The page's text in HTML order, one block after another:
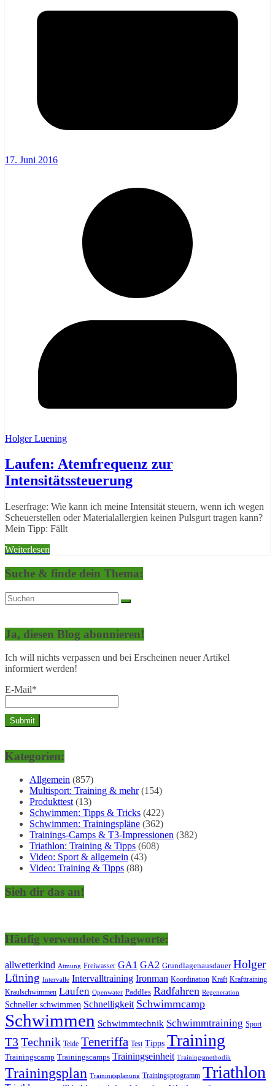
17. Juni 2016
Holger Luening
Laufen: Atemfrequenz zur
Intensitätssteuerung
Leserfrage: Wie kann ich meine Intensität steuern, wenn ich wegen
Scheuerstellen oder Materialallergien keinen Pulsgurt tragen kann?
Mein Tipp: Fällt
Weiterlesen
Suche & finde dein Thema:
Ja, diesen Blog abonnieren!
Ich will nichts verpassen und bei Erscheinen neuer Artikel
informiert werden!
E-Mail*
Kategorien:
Allgemein (857)
Multisport: Training & mehr(154)
Produkttest (13)
Schwimmen: Tipps & Tricks (422)
Schwimmen: Trainingspläne (362)
Trainings-Camps & T3-Impressionen (382)
Triathlon: Training & Tipps (608)
Video: Sport & allgemein (43)
Video: Training & Tipps (88)
Sieh dir das an!
Häufig verwendete Schlagworte:
allwetterkind Atmung Freiwasser GA1 GA2 Grundlagenausdauer Holger
Lüning Intervalle Intervalltraining Ironman Koordination Kraft Krafttraining
Kraulschwimmen Laufen Openwater Paddles Radfahren Regeneration
Schneller schwimmen Schnelligkeit Schwimmcamp
Schwimmen Schwimmtechnik Schwimmtraining Sport
T3Technik Teide Teneriffa Test Tipps Training
Trainingscamp Trainingscamps Trainingseinheit Trainingsmethodik
Trainingsplan Trainingsplanung Trainingsprogramm Triathlon